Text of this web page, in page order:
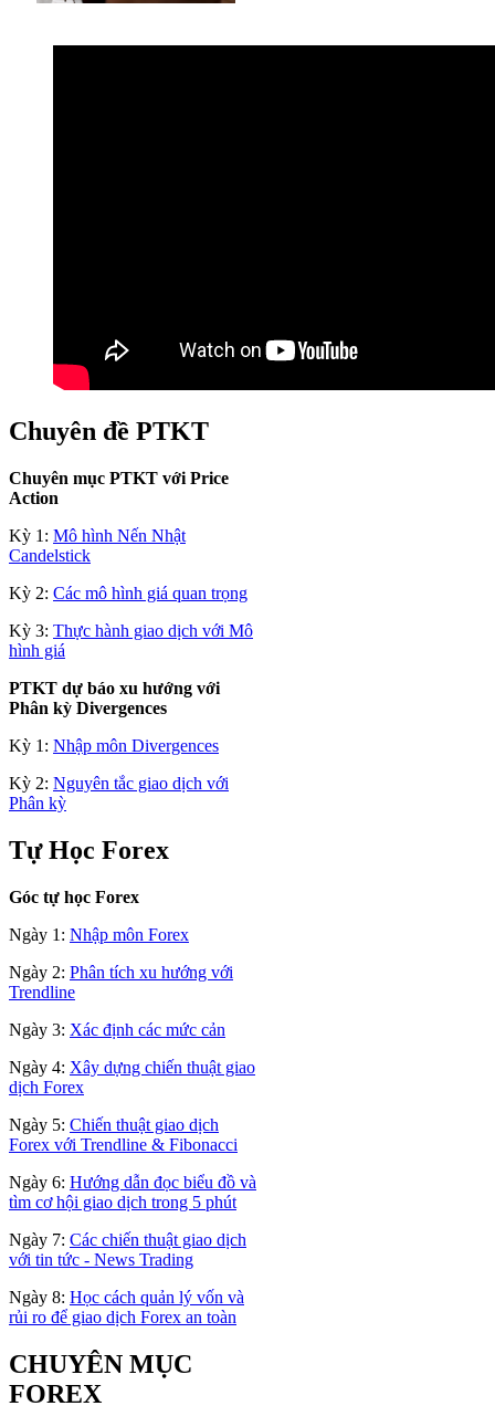
Chuyên đề PTKT
Chuyên mục PTKT với Price
Action
Kỳ 1: Mô hình Nến Nhật
Candelstick
Kỳ 2: Các mô hình giá quan trọng
Kỳ 3: Thực hành giao dịch với Mô
hình giá
PTKT dự báo xu hướng với
Phân kỳ Divergences
Kỳ 1: Nhập môn Divergences
Kỳ 2: Nguyên tắc giao dịch với
Phân kỳ
Tự Học Forex
Góc tự học Forex
Ngày 1: Nhập môn Forex
Ngày 2: Phân tích xu hướng với
Trendline
Ngày 3: Xác định các mức cản
Ngày 4: Xây dựng chiến thuật giao
dịch Forex
Ngày 5: Chiến thuật giao dịch
Forex với Trendline & Fibonacci
Ngày 6: Hướng dẫn đọc biểu đồ và
tìm cơ hội giao dịch trong 5 phút
Ngày 7: Các chiến thuật giao dịch
với tin tức - News Trading
Ngày 8: Học cách quản lý vốn và
rủi ro để giao dịch Forex an toàn
CHUYÊN MỤC
FOREX